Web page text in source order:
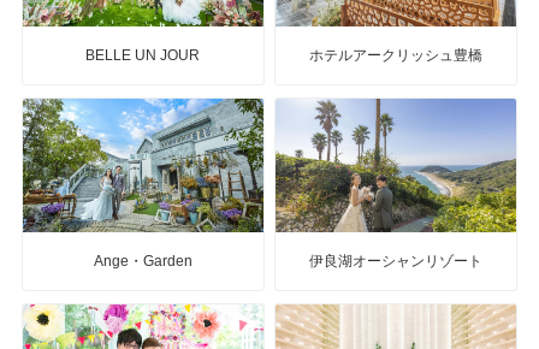
BELLE UN JOUR ホテルアークリッシュ豊橋
Ange・Garden 伊良湖オーシャンリゾート